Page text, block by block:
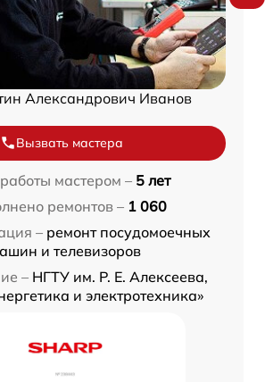
Александрович Иванов
Вызвать мастера
мастером – 5 лет
ремонтов – 1 060
– ремонт посудомоечных
и телевизоров
– НГТУ им. Р. Е. Алексеева,
и электротехника»